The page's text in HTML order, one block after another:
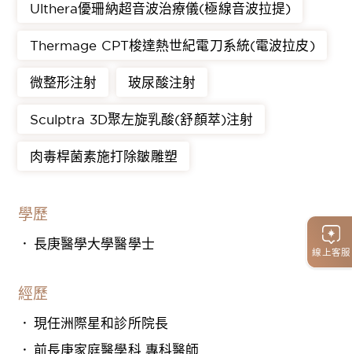
線上客服
Ulthera優珊納超音波治療儀(極線音波拉提)
Thermage CPT梭達熱世紀電刀系統(電波拉皮)
微整形注射 玻尿酸注射
Sculptra 3D聚左旋乳酸(舒顏萃)注射
肉毒桿菌素施打除皺雕塑
學歷
長庚醫學大學醫學士
經歷
現任洲際星和診所院長
前長庚家庭醫學科 專科醫師